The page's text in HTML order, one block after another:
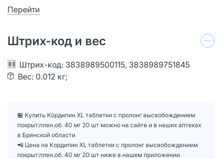
Перейти
Штрих-код и вес
Штрих-код: 3838989500115, 3838989751845
Вес: 0.012 кг;
🏪 Купить Кордипин XL таблетки с пролонг высвобождением
покрыт.плен.об. 40 мг 20 шт можно на сайте и в наших аптеках
в Брянской области
📲 Цена на Кордипин XL таблетки с пролонг высвобождением
покрыт.плен.об. 40 мг 20 шт ниже в нашем приложении